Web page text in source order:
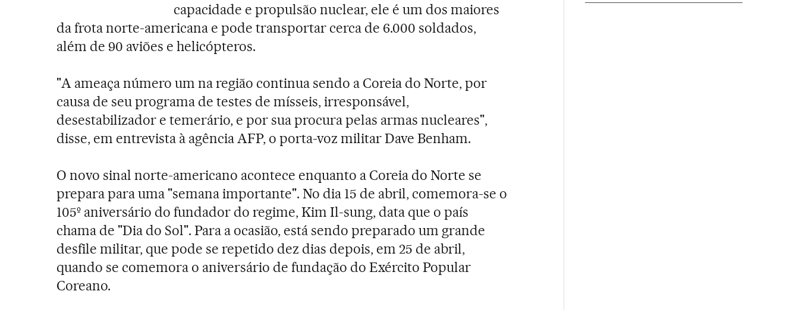
capacidade e propulsão nuclear, ele é um dos maiores
da frota norte-americana e pode transportar cerca de 6.000 soldados,
além de 90 aviões e helicópteros.
"A ameaça número um na região continua sendo a Coreia do Norte, por
causa de seu programa de testes de mísseis, irresponsável,
desestabilizador e temerário, e por sua procura pelas armas nucleares",
disse, em entrevista à agência AFP, o porta-voz militar Dave Benham.
O novo sinal norte-americano acontece enquanto a Coreia do Norte se
prepara para uma "semana importante". No dia 15 de abril, comemora-se o
105º aniversário do fundador do regime, Kim Il-sung, data que o país
chama de "Dia do Sol". Para a ocasião, está sendo preparado um grande
desfile militar, que pode se repetido dez dias depois, em 25 de abril,
quando se comemora o aniversário de fundação do Exército Popular
Coreano.